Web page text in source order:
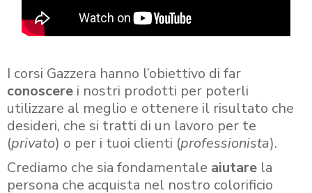
I corsi Gazzera hanno l’obiettivo di far
conoscere i nostri prodotti per poterli
utilizzare al meglio e ottenere il risultato che
desideri, che si tratti di un lavoro per te
(privato) o per i tuoi clienti (professionista).
Crediamo che sia fondamentale aiutare la
persona che acquista nel nostro colorificio